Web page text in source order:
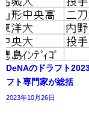
DeNAのドラフト
フト専門家が総括
2023年10月26日